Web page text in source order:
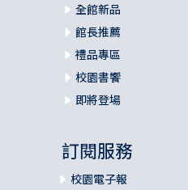
言雖看似單調乏味，放在一起
是你也可以組織自己的箴言群
，開始行動」，按照解讀箴言
箴言。
全館新品
館長推薦
禮品專區
校園書饗
即將登場
訂閱服務
校園電子報